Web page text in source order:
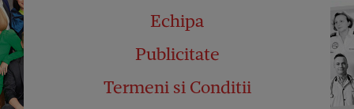
Echipa
Publicitate
Termeni si Conditii